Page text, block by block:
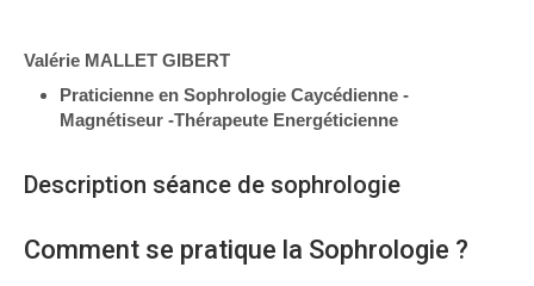
Valérie MALLET GIBERT
Praticienne en Sophrologie Caycédienne -
Magnétiseur -Thérapeute Energéticienne
Description séance de sophrologie
Comment se pratique la Sophrologie ?